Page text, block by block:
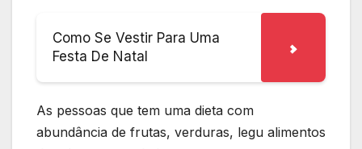
Como Se Vestir Para Uma
Festa De Natal
As pessoas que tem uma dieta com
abundância de frutas, verduras, legu alimentos